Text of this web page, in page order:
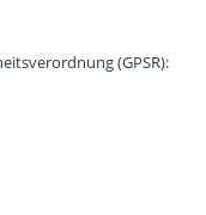
(GPSR):